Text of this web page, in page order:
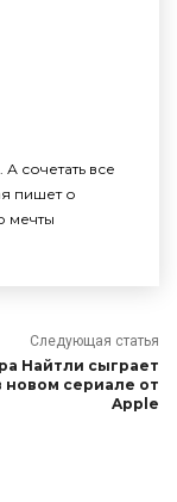
сочетать все
пишет о
мечты
Следующая статья
Найтли сыграет
новом сериале от
Apple